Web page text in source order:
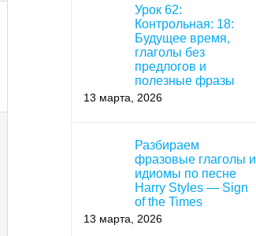
Урок 62:
Контрольная: 18:
Будущее время,
глаголы без
предлогов и
полезные фразы
13 марта, 2026
Разбираем
фразовые глаголы и
идиомы по песне
Harry Styles — Sign
of the Times
13 марта, 2026